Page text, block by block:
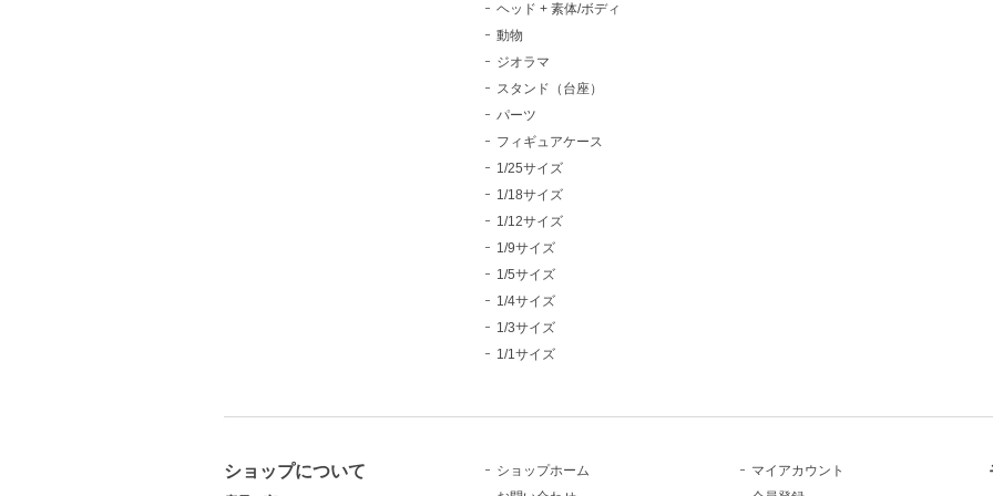
ヘッド + 素体/ボディ
動物
ジオラマ
スタンド（台座）
パーツ
フィギュアケース
1/25サイズ
1/18サイズ
1/12サイズ
1/9サイズ
1/5サイズ
1/4サイズ
1/3サイズ
1/1サイズ
ショップについて
ショップホーム
マイアカウント